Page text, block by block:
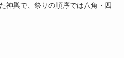
神輿で、祭りの順序では八角・四